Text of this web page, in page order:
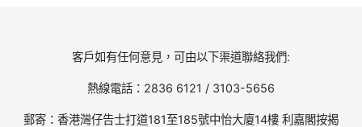
客戶如有任何意見，可由以下渠道聯絡我們:
熱線電話：2836 6121 / 3103-5656
郵寄：香港灣仔告士打道181至185號中怡大廈14樓 利嘉閣按揭